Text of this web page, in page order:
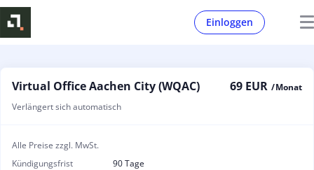
Einloggen
Virtual Office Aachen City (WQAC) 69 EUR / Monat
Verlängert sich automatisch
Alle Preise zzgl. MwSt.
Kündigungsfrist
90 Tage